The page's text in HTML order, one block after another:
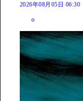
2026年08月05日 06:30